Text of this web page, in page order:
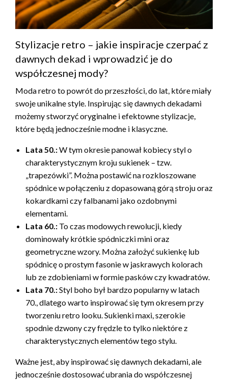
Stylizacje retro – jakie inspiracje czerpać z
dawnych dekad i wprowadzić je do
współczesnej mody?
Moda retro to powrót do przeszłości, do lat, które miały
swoje unikalne style. Inspirując się dawnych dekadami
możemy stworzyć oryginalne i efektowne stylizacje,
które będą jednocześnie modne i klasyczne.
Lata 50.:W tym okresie panował kobiecy styl o
charakterystycznym kroju sukienek – tzw.
„trapezówki”. Można postawić na rozkloszowane
spódnice w połączeniu z dopasowaną górą stroju oraz
kokardkami czy falbanami jako ozdobnymi
elementami.
Lata 60.: To czas modowych rewolucji, kiedy
dominowały krótkie spódniczki mini oraz
geometryczne wzory. Można założyć sukienkę lub
spódnicę o prostym fasonie w jaskrawych kolorach
lub ze zdobieniami w formie pasków czy kwadratów.
Lata 70.:Styl boho był bardzo popularny w latach
70., dlatego warto inspirować się tym okresem przy
tworzeniu retro looku. Sukienki maxi, szerokie
spodnie dzwony czy frędzle to tylko niektóre z
charakterystycznych elementów tego stylu.
Ważne jest, aby inspirować się dawnych dekadami, ale
jednocześnie dostosować ubrania do współczesnej